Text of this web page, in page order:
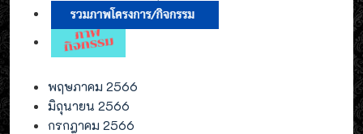
พฤษภาคม 2566
มิถุนายน 2566
กรกฎาคม 2566